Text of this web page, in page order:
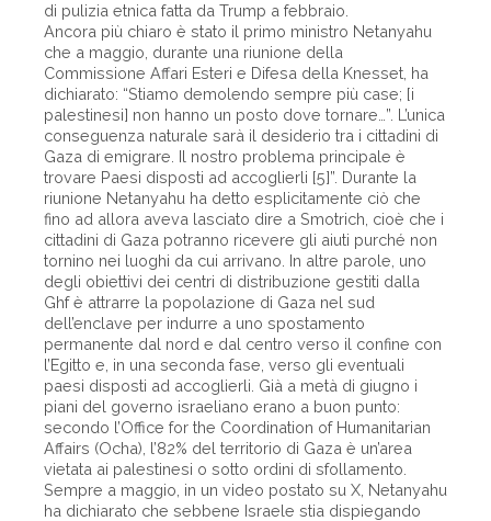
di pulizia etnica fatta da Trump a febbraio.
Ancora più chiaro è stato il primo ministro Netanyahu
che a maggio, durante una riunione della
Commissione Affari Esteri e Difesa della Knesset, ha
dichiarato: “Stiamo demolendo sempre più case; [i
palestinesi] non hanno un posto dove tornare…”. L’unica
conseguenza naturale sarà il desiderio tra i cittadini di
Gaza di emigrare. Il nostro problema principale è
trovare Paesi disposti ad accoglierli [5]”. Durante la
riunione Netanyahu ha detto esplicitamente ciò che
fino ad allora aveva lasciato dire a Smotrich, cioè che i
cittadini di Gaza potranno ricevere gli aiuti purché non
tornino nei luoghi da cui arrivano. In altre parole, uno
degli obiettivi dei centri di distribuzione gestiti dalla
Ghf è attrarre la popolazione di Gaza nel sud
dell’enclave per indurre a uno spostamento
permanente dal nord e dal centro verso il confine con
l’Egitto e, in una seconda fase, verso gli eventuali
paesi disposti ad accoglierli. Già a metà di giugno i
piani del governo israeliano erano a buon punto:
secondo l’Office for the Coordination of Humanitarian
Affairs (Ocha), l’82% del territorio di Gaza è un’area
vietata ai palestinesi o sotto ordini di sfollamento.
Sempre a maggio, in un video postato su X, Netanyahu
ha dichiarato che sebbene Israele stia dispiegando